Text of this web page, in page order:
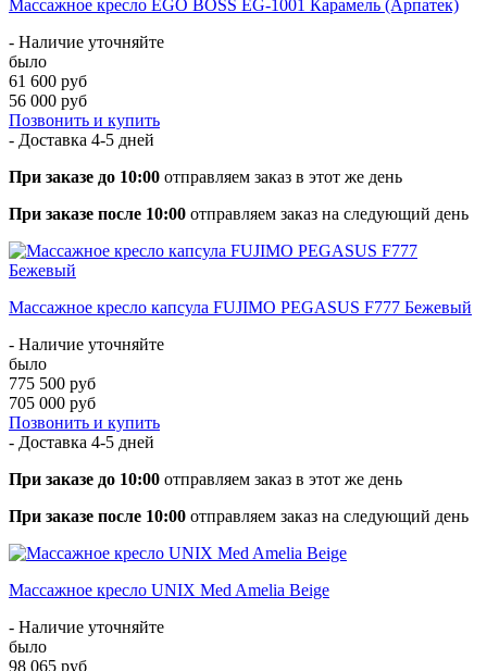
Массажное кресло EGO BOSS EG-1001 Карамель (Арпатек)
- Наличие уточняйте
было
61 600 руб
56 000 руб
Позвонить и купить
- Доставка 4-5 дней
При заказе до 10:00 отправляем заказ в этот же день
При заказе после 10:00 отправляем заказ на следующий день
Массажное кресло капсула FUJIMO PEGASUS F777 Бежевый
- Наличие уточняйте
было
775 500 руб
705 000 руб
Позвонить и купить
- Доставка 4-5 дней
При заказе до 10:00 отправляем заказ в этот же день
При заказе после 10:00 отправляем заказ на следующий день
Массажное кресло UNIX Med Amelia Beige
- Наличие уточняйте
было
98 065 руб